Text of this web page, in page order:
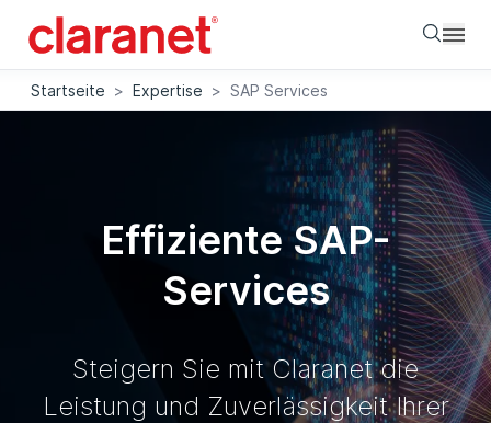
Startseite > Expertise > SAP Services
Effiziente SAP-
Services
Steigern Sie mit Claranet die
Leistung und Zuverlässigkeit Ihrer